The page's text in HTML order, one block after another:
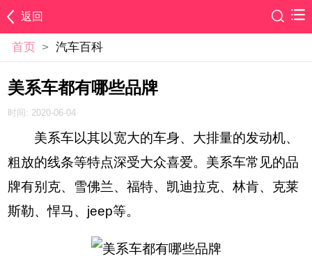
返回
首页 > 汽车百科
美系车都有哪些品牌
时间: 2020-06-04
美系车以其以宽大的车身、大排量的发动机、
粗放的线条等特点深受大众喜爱。美系车常见的品
牌有别克、雪佛兰、福特、凯迪拉克、林肯、克莱
斯勒、悍马、jeep等。